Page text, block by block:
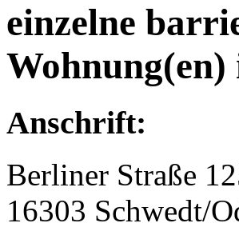
einzelne
Anschrift:
Berliner Straße
16303 Schwedt/